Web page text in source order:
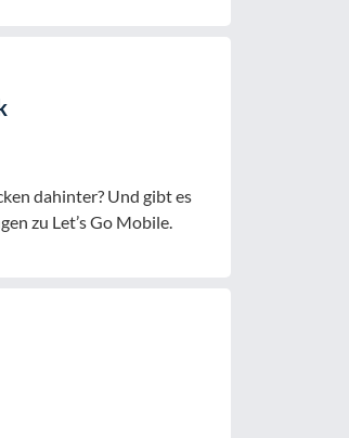
dahinter? Und gibt es
zu Let’s Go Mobile.